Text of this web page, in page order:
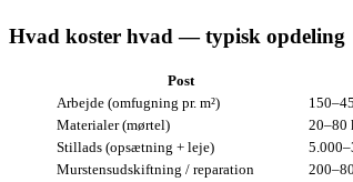
Hvad koster hvad — typisk opdeling
Post
Arbejde (omfugning pr. m²)
Materialer (mørtel)
20–80
Stillads (opsætning + leje)
Murstensudskiftning / reparation